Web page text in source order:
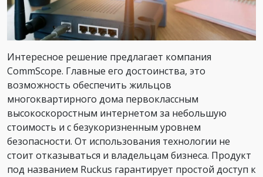
Интересное решение предлагает компания
CommScope. Главные его достоинства, это
возможность обеспечить жильцов
многоквартирного дома первоклассным
высокоскоростным интернетом за небольшую
стоимость и с безукоризненным уровнем
безопасности. От использования технологии не
стоит отказываться и владельцам бизнеса. Продукт
под названием Ruckus гарантирует простой доступ к